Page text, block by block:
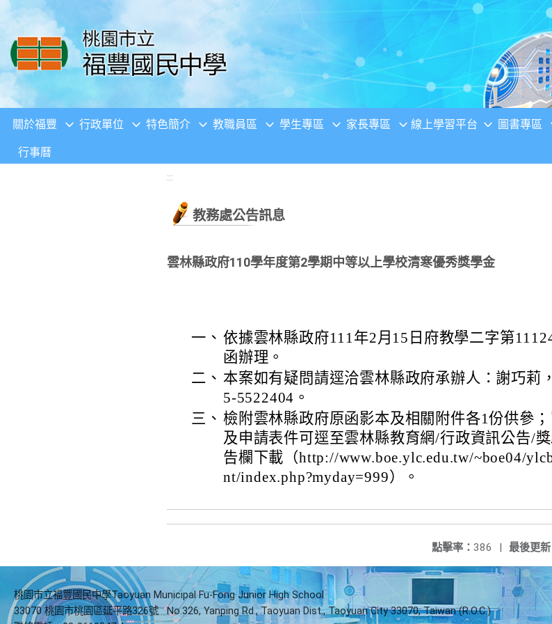
移至網頁之主要內容區位置
關於福豐 行政單位 特色簡介 教職員區 學生專區 家長專區 線上學習平台 圖書專區
行事曆
:::
教務處公告訊息
雲林縣政府110學年度第2學期中等以上學校清寒優秀獎學金
一、 依據雲林縣政府111年2月15日府教學二字第
函辦理。
二、 本案如有疑問請逕洽雲林縣政府承辦人：謝巧莉
5-5522404。
三、 檢附雲林縣政府原函影本及相關附件各1份供參
及申請表件可逕至雲林縣教育網/行政資訊公告/
告欄下載（http://www.boe.ylc.edu.tw/~boe04/
nt/index.php?myday=999）。
最後更新
點擊率： 386 |
桃園市立福豐國民中學Taoyuan Municipal Fu-Fong Junior High School
33070 桃園市桃園區延平路326號
No.326, Yanping Rd., Taoyuan Dist., Taoyuan City 33070, Taiwan (R.O.C.)